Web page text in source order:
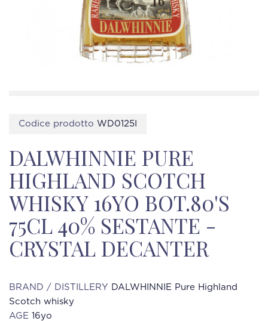
Codice prodotto WD0125I
DALWHINNIE PURE
HIGHLAND SCOTCH
WHISKY 16YO BOT.80'S
75CL 40% SESTANTE -
CRYSTAL DECANTER
BRAND / DISTILLERY DALWHINNIE Pure Highland
Scotch whisky
AGE 16yo